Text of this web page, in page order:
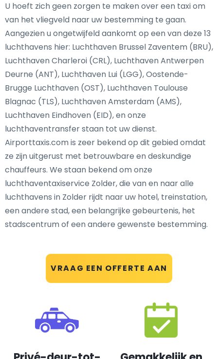
VRAAG EEN OFFERTE AAN
U hoeft zich geen zorgen te maken over een taxi om
van het vliegveld naar uw bestemming te gaan.
Aangezien u ongetwijfeld aankomt op een van deze 13
luchthavens hier: Luchthaven Brussel Zaventem (BRU),
Luchthaven Charleroi (CRL), Luchthaven Antwerpen
Deurne (ANT), Luchthaven Lui (LGG), Oostende-
Brugge Luchthaven (OST), Luchthaven Toulouse
Blagnac (TLS), Luchthaven Amsterdam (AMS),
Luchthaven Eindhoven (EID), en onze
luchthaventransfer staan tot uw dienst.
Airporttaxis.com is zeer bekend op dit gebied omdat
ze zijn uitgerust met betrouwbare en deskundige
chauffeurs. We staan bekend om onze
luchthaventaxiservice Zolder, die van en naar alle
luchthavens in Zolder rijdt naar uw hotel, treinstation,
een andere stad, een belangrijke gebeurtenis, het
stadscentrum of een andere gewenste bestemming.